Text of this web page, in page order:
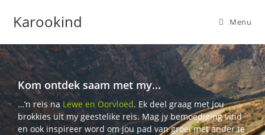
Karookind Menu
Kom ontdek saam met my...
…’n reis na Lewe en Oorvloed. Ek deel graag met jou
brokkies uit my geestelike reis. Mag jy bemoediging vind
en ook inspireer word om jou pad van groei met ander te